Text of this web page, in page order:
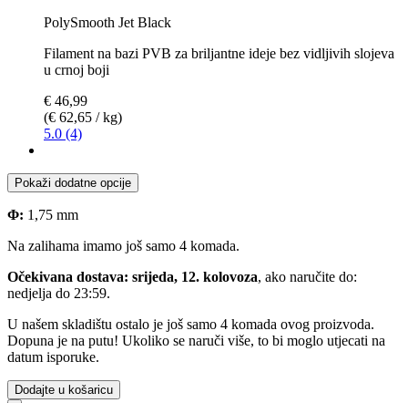
PolySmooth Jet Black
Filament na bazi PVB za briljantne ideje bez vidljivih slojeva
u crnoj boji
€ 46,99
(€ 62,65 / kg)
5.0 (4)
Pokaži dodatne opcije
Φ: 1,75 mm
Na zalihama imamo još samo 4 komada.
Očekivana dostava: srijeda, 12. kolovoza, ako naručite do:
nedjelja do 23:59.
U našem skladištu ostalo je još samo 4 komada ovog proizvoda.
Dopuna je na putu! Ukoliko se naruči više, to bi moglo utjecati na
datum isporuke.
Dodajte u košaricu